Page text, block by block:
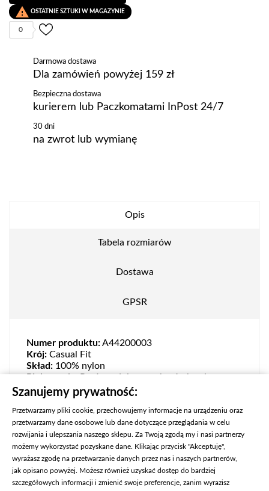
 OSTATNIE SZTUKI W MAGAZYNIE
0
Darmowa dostawa
Dla zamówień powyżej 159 zł
Bezpieczna dostawa
kurierem lub Paczkomatami InPost 24/7
30 dni
na zwrot lub wymianę
Opis
Tabela rozmiarów
Dostawa
GPSR
Numer produktu:A44200003
Krój: Casual Fit
Skład: 100% nylon
Pielęgnacja:Prać zgodnie ze wskazówkami
zamieszczonymi na wewnętrznej metce
Szanujemy prywatność:
Przetwarzamy pliki cookie, przechowujemy informacje na urządzeniu oraz
przetwarzamy dane osobowe lub dane dotyczące przeglądania w celu
rozwijania i ulepszania naszego sklepu. Za Twoją zgodą my i nasi partnerzy
możemy wykorzystać pozyskane dane. Klikając przycisk "Akceptuję",
wyrażasz zgodę na przetwarzanie danych przez nas i naszych partnerów,
jak opisano powyżej. Możesz również uzyskać dostęp do bardziej
szczegółowych informacji i zmienić swoje preferencje, zanim wyrazisz